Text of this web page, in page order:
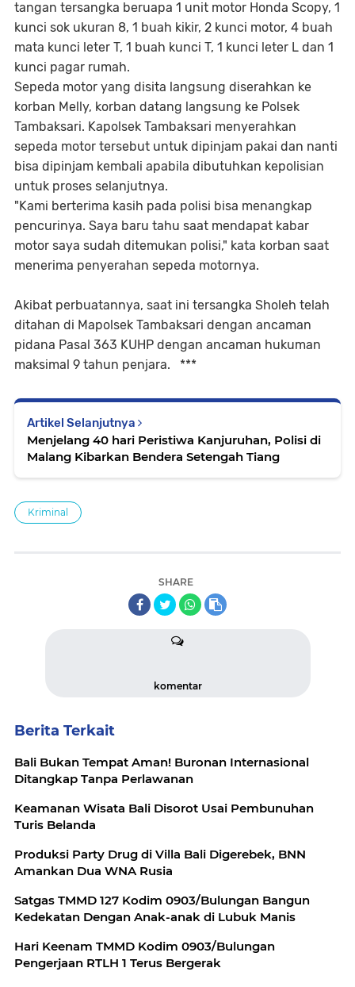
tangan tersangka beruapa 1 unit motor Honda Scopy, 1
kunci sok ukuran 8, 1 buah kikir, 2 kunci motor, 4 buah
mata kunci leter T, 1 buah kunci T, 1 kunci leter L dan 1
kunci pagar rumah.
Sepeda motor yang disita langsung diserahkan ke
korban Melly, korban datang langsung ke Polsek
Tambaksari. Kapolsek Tambaksari menyerahkan
sepeda motor tersebut untuk dipinjam pakai dan nanti
bisa dipinjam kembali apabila dibutuhkan kepolisian
untuk proses selanjutnya.
"Kami berterima kasih pada polisi bisa menangkap
pencurinya. Saya baru tahu saat mendapat kabar
motor saya sudah ditemukan polisi," kata korban saat
menerima penyerahan sepeda motornya.
Akibat perbuatannya, saat ini tersangka Sholeh telah
ditahan di Mapolsek Tambaksari dengan ancaman
pidana Pasal 363 KUHP dengan ancaman hukuman
maksimal 9 tahun penjara. ***
Artikel Selanjutnya
Menjelang 40 hari Peristiwa Kanjuruhan, Polisi di
Malang Kibarkan Bendera Setengah Tiang
Kriminal
SHARE
komentar
Berita Terkait
Bali Bukan Tempat Aman! Buronan Internasional
Ditangkap Tanpa Perlawanan
Keamanan Wisata Bali Disorot Usai Pembunuhan
Turis Belanda
Produksi Party Drug di Villa Bali Digerebek, BNN
Amankan Dua WNA Rusia
Satgas TMMD 127 Kodim 0903/Bulungan Bangun
Kedekatan Dengan Anak-anak di Lubuk Manis
Hari Keenam TMMD Kodim 0903/Bulungan
Pengerjaan RTLH 1 Terus Bergerak